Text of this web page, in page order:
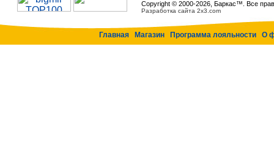
Copyright © 2000-2026, Баркас™. Все
Разработка сайта 2x3.com
Главная Магазин Программа лояльности О